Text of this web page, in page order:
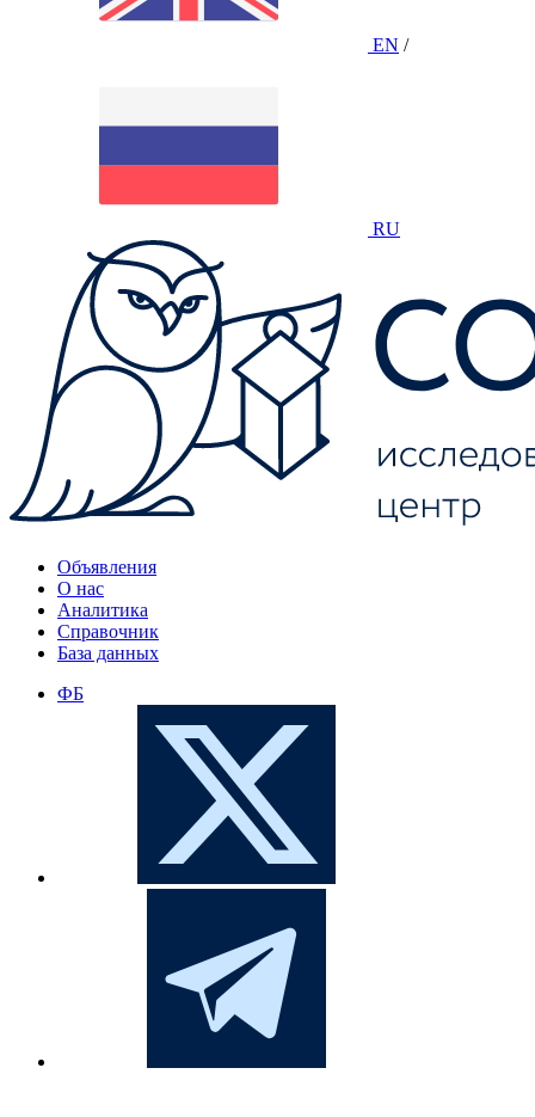
EN /
RU
Объявления
О нас
Аналитика
Справочник
База данных
ФБ